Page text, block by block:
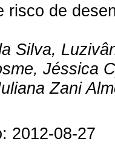
risco de
Silva,
Jéssica
Zani
2012-08-27